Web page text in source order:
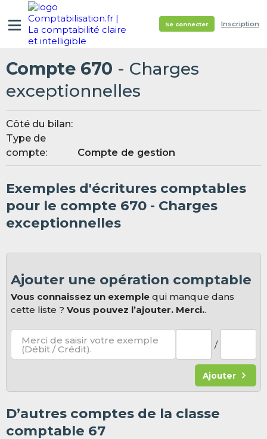
Se connecter Inscription
Compte 670 - Charges
exceptionnelles
Côté du bilan:
Type de
compte:
Compte de gestion
Exemples d'écritures comptables
pour le compte 670 - Charges
exceptionnelles
Ajouter une opération comptable
Vous connaissez un exemple qui manque dans
cette liste ?Vous pouvez l’ajouter. Merci..
Merci de saisir votre exemple
(Débit / Crédit). /
Ajouter
D’autres comptes de la classe
comptable 67